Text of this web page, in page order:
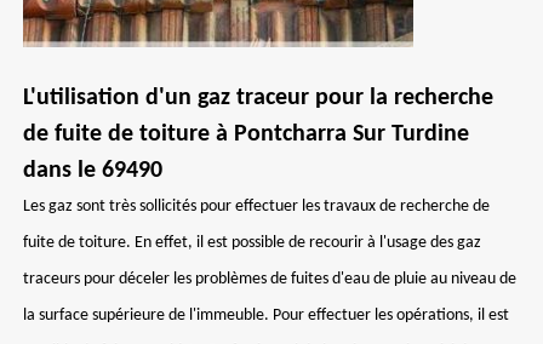
L'utilisation d'un gaz traceur pour la recherche
de fuite de toiture à Pontcharra Sur Turdine
dans le 69490
Les gaz sont très sollicités pour effectuer les travaux de recherche de
fuite de toiture. En effet, il est possible de recourir à l'usage des gaz
traceurs pour déceler les problèmes de fuites d'eau de pluie au niveau de
la surface supérieure de l'immeuble. Pour effectuer les opérations, il est